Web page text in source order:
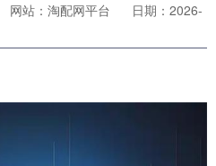
网站：淘配网平台
日期：2026-